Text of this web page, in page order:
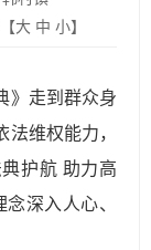
大 中 小】
》走到群众身
维权能力，
护航 助力高
深入人心、